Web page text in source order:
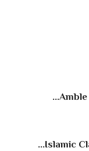
Amble
Islamic